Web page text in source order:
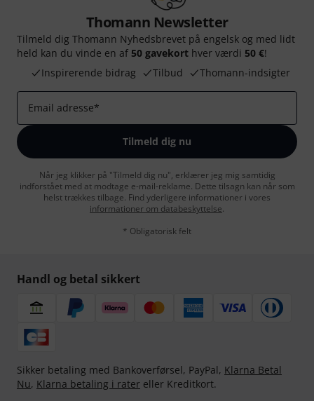
Thomann Newsletter
Tilmeld dig Thomann Nyhedsbrevet på engelsk og med lidt
held kan du vinde en af 50 gavekort hver værdi 50 €!
Inspirerende bidrag
Tilbud Thomann-indsigter
Email adresse*
Tilmeld dig nu
Når jeg klikker på "Tilmeld dig nu", erklærer jeg mig samtidig
indforstået med at modtage e-mail-reklame. Dette tilsagn kan når som
helst trækkes tilbage. Find yderligere informationer i vores
informationer om databeskyttelse.
* Obligatorisk felt
Handl og betal sikkert
Sikker betaling med Bankoverførsel, PayPal, Klarna Betal
Nu, Klarna betaling i rater eller Kreditkort.